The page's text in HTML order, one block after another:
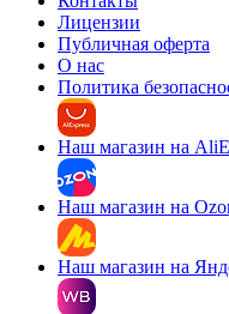
Лицензии
Публичная оферта
О нас
Политика
Наш магазин на
Наш магазин на
Наш магазин на